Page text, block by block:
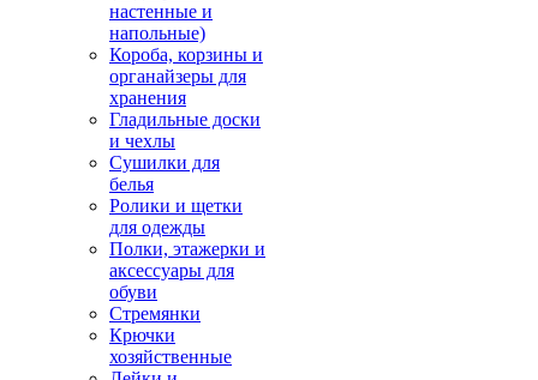
настенные и
напольные)
Короба, корзины и
органайзеры для
хранения
Гладильные доски
и чехлы
Сушилки для
белья
Ролики и щетки
для одежды
Полки, этажерки и
аксессуары для
обуви
Стремянки
Крючки
хозяйственные